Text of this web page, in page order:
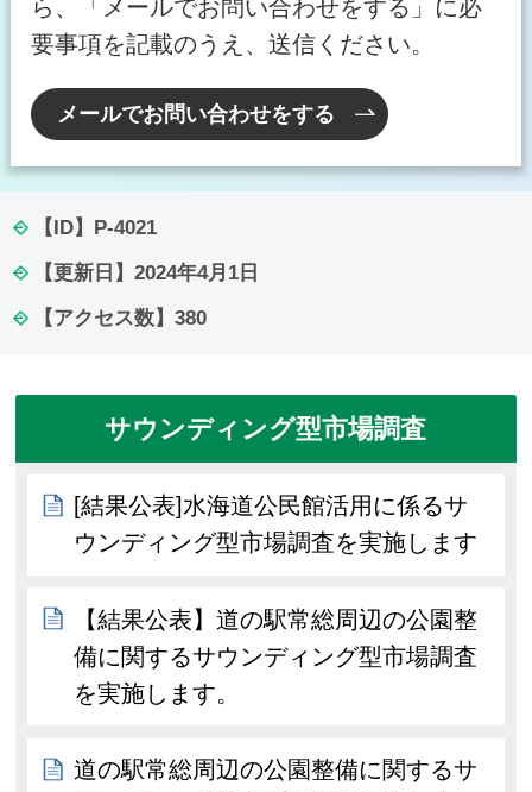
ら、「メールでお問い合わせをする」に必
要事項を記載のうえ、送信ください。
メールでお問い合わせをする
【ID】 P-4021
【更新日】 2024年4月1日
【アクセス数】 380
サウンディング型市場調査
[結果公表]水海道公民館活用に係るサ
ウンディング型市場調査を実施します
【結果公表】道の駅常総周辺の公園整
備に関するサウンディング型市場調査
を実施します。
道の駅常総周辺の公園整備に関するサ